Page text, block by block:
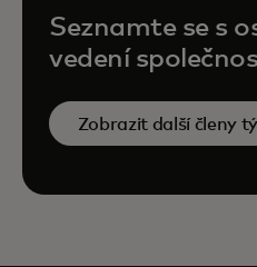
Seznamte se s
vedení
Zobrazit další členy